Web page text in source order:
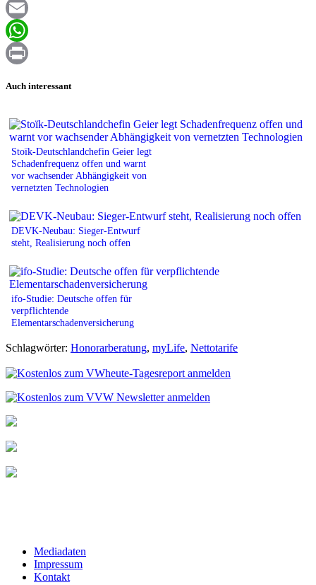
Facebook
Email
WhatsApp
Auch interessant
Stoïk-Deutschlandchefin Geier legt
Schadenfrequenz offen und warnt
vor wachsender Abhängigkeit von
vernetzten Technologien
DEVK-Neubau: Sieger-Entwurf
steht, Realisierung noch offen
ifo-Studie: Deutsche offen für
verpflichtende
Elementarschadenversicherung
Schlagwörter: Honorarberatung, myLife, Nettotarife
Mediadaten
Impressum
Kontakt